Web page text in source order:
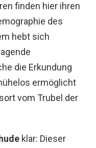
finden hier ihren
des
hebt sich
die Erkundung
ermöglicht
vom Trubel der
klar: Dieser